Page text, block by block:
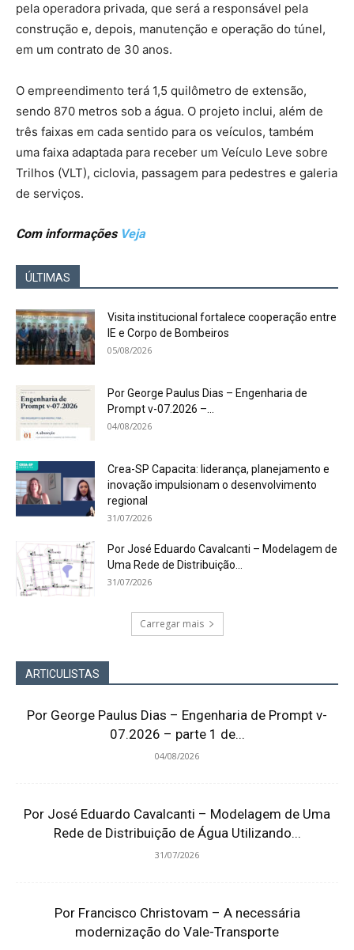
pela operadora privada, que será a responsável pela
construção e, depois, manutenção e operação do túnel,
em um contrato de 30 anos.
O empreendimento terá 1,5 quilômetro de extensão,
sendo 870 metros sob a água. O projeto inclui, além de
três faixas em cada sentido para os veículos, também
uma faixa adaptada para receber um Veículo Leve sobre
Trilhos (VLT), ciclovia, passagem para pedestres e galeria
de serviços.
Com informações Veja
ÚLTIMAS
Visita institucional fortalece cooperação entre
IE e Corpo de Bombeiros
05/08/2026
Por George Paulus Dias – Engenharia de
Prompt v-07.2026 –...
04/08/2026
Crea-SP Capacita: liderança, planejamento e
inovação impulsionam o desenvolvimento
regional
31/07/2026
Por José Eduardo Cavalcanti – Modelagem de
Uma Rede de Distribuição...
31/07/2026
Carregar mais
ARTICULISTAS
Por George Paulus Dias – Engenharia de Prompt v-
07.2026 – parte 1 de...
04/08/2026
Por José Eduardo Cavalcanti – Modelagem de Uma
Rede de Distribuição de Água Utilizando...
31/07/2026
Por Francisco Christovam – A necessária
modernização do Vale-Transporte